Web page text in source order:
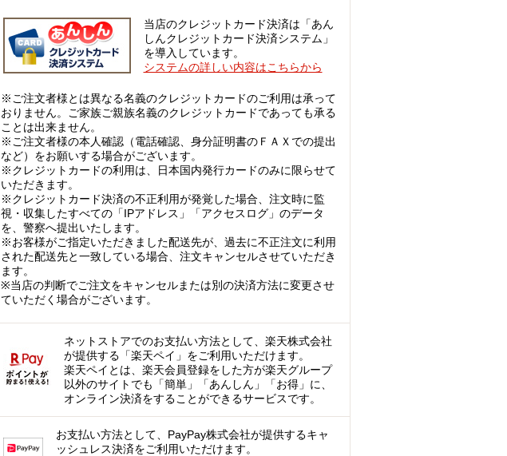
当店のクレジットカード決済は「あん
しんクレジットカード決済システム」
を導入しています。
システムの詳しい内容はこちらから
※ご注文者様とは異なる名義のクレジットカードのご利用は承って
おりません。ご家族ご親族名義のクレジットカードであっても承る
ことは出来ません。
※ご注文者様の本人確認（電話確認、身分証明書のＦＡＸでの提出
など）をお願いする場合がございます。
※クレジットカードの利用は、日本国内発行カードのみに限らせて
いただきます。
※クレジットカード決済の不正利用が発覚した場合、注文時に監
視・収集したすべての「IPアドレス」「アクセスログ」のデータ
を、警察へ提出いたします。
※お客様がご指定いただきました配送先が、過去に不正注文に利用
された配送先と一致している場合、注文キャンセルさせていただき
ます。
※当店の判断でご注文をキャンセルまたは別の決済方法に変更させ
ていただく場合がございます。
ネットストアでのお支払い方法として、楽天株式会社
が提供する「楽天ペイ」をご利用いただけます。
楽天ペイとは、楽天会員登録をした方が楽天グループ
以外のサイトでも「簡単」「あんしん」「お得」に、
オンライン決済をすることができるサービスです。
お支払い方法として、PayPay株式会社が提供するキャ
ッシュレス決済をご利用いただけます。